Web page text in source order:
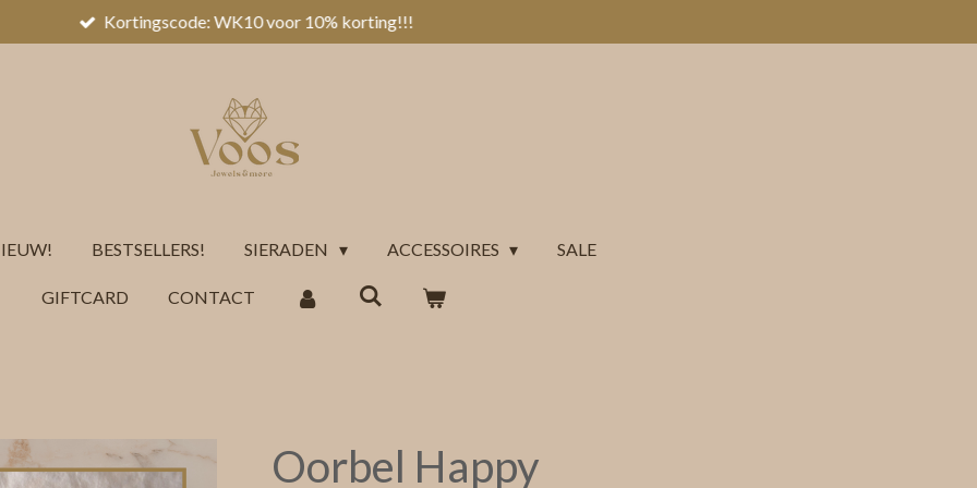
Kortingscode: WK10 voor 10% korting!!!
BESTSELLERS! SIERADEN ACCESSOIRES SALE
GIFTCARD CONTACT
Oorbel Happy